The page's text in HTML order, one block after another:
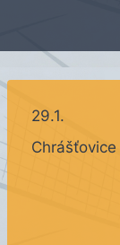
29.1.
Chrášťovice